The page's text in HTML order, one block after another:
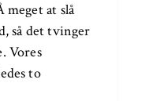
meget at slå
så det tvinger
Vores
to